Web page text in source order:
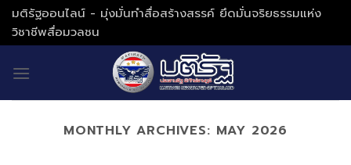
Skip
to
content
มติรัฐออนไลน์ - มุ่งมั่นทำสื่อสร้างสรรค์ ยึดมั่นจริยธรรมแห่ง
วิชาชีพสื่อมวลชน
MONTHLY ARCHIVES: MAY 2026